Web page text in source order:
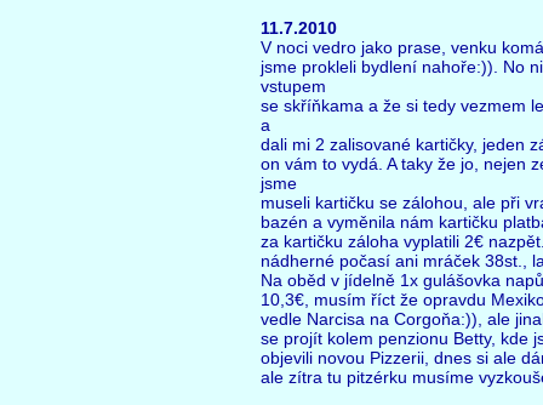
11.7.2010
V noci vedro jako prase, venku
jsme prokleli bydlení nahoře:)). No
vstupem
se skříňkama a že si tedy vezmem
a
dali mi 2 zalisované kartičky, jeden
on vám to vydá. A taky že jo, nejen
jsme
museli kartičku se zálohou, ale při
bazén a vyměnila nám kartičku
za kartičku záloha vyplatili 2€
nádherné počasí ani mráček 38st.,
Na oběd v jídelně 1x gulášovka
10,3€, musím říct že opravdu
vedle Narcisa na Corgoňa:)), ale
se projít kolem penzionu Betty, kde
objevili novou Pizzerii, dnes si ale
ale zítra tu pitzérku musíme